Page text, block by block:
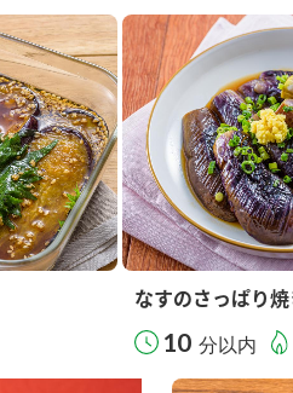
なすのさっぱり
10 分以内